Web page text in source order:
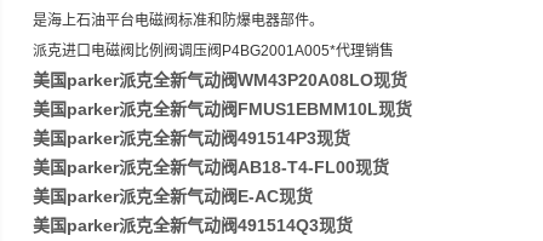
是海上石油平台电磁阀标准和防爆电器部件。
派克进口电磁阀比例阀调压阀P4BG2001A005*代理销售
美国parker派克全新气动阀WM43P20A08LO现货
美国parker派克全新气动阀FMUS1EBMM10L现货
美国parker派克全新气动阀491514P3现货
美国parker派克全新气动阀AB18-T4-FL00现货
美国parker派克全新气动阀E-AC现货
美国parker派克全新气动阀491514Q3现货